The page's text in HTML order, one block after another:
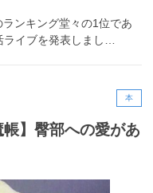
ンキング堂々の1位であ
イブを発表しまし…
本
帳】臀部への愛があ